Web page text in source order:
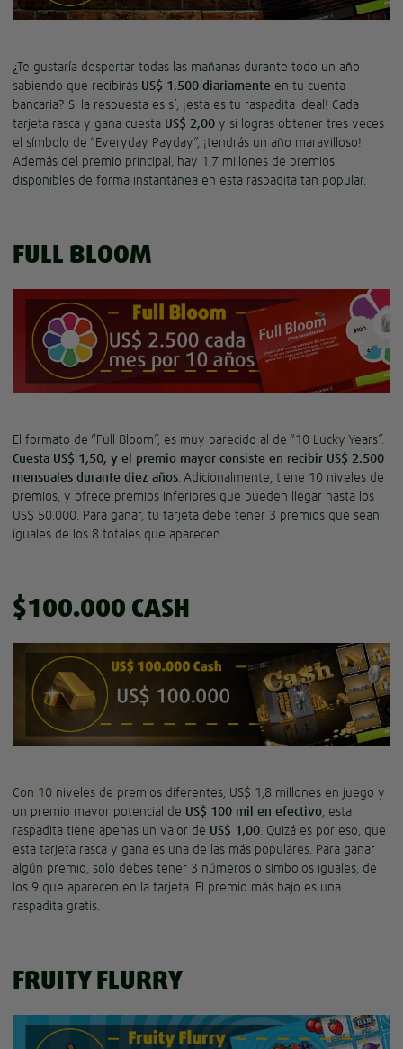
¿Te gustaría despertar todas las mañanas durante todo un año
sabiendo que recibirás US$ 1.500 diariamente en tu cuenta
bancaria? Si la respuesta es sí, ¡esta es tu raspadita ideal! Cada
tarjeta rasca y gana cuesta US$ 2,00 y si logras obtener tres veces
el símbolo de “Everyday Payday”, ¡tendrás un año maravilloso!
Además del premio principal, hay 1,7 millones de premios
disponibles de forma instantánea en esta raspadita tan popular.
FULL BLOOM
El formato de “Full Bloom”, es muy parecido al de “10 Lucky Years”.
Cuesta US$ 1,50, y el premio mayor consiste en recibir US$ 2.500
mensuales durante diez años. Adicionalmente, tiene 10 niveles de
premios, y ofrece premios inferiores que pueden llegar hasta los
US$ 50.000. Para ganar, tu tarjeta debe tener 3 premios que sean
iguales de los 8 totales que aparecen.
$100.000 CASH
Con 10 niveles de premios diferentes, US$ 1,8 millones en juego y
un premio mayor potencial de US$ 100 mil en efectivo, esta
raspadita tiene apenas un valor de US$ 1,00. Quizá es por eso, que
esta tarjeta rasca y gana es una de las más populares. Para ganar
algún premio, solo debes tener 3 números o símbolos iguales, de
los 9 que aparecen en la tarjeta. El premio más bajo es una
raspadita gratis.
FRUITY FLURRY